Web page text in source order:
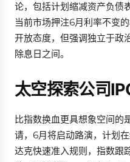
论，包括计划缩减资产负债
当前市场押注6月利率不变
开放态度，但强调独立于政
除息日之间。
太空探索公司
比指数换血更具想象空间的
请，6月将启动路演，计划
达克快速准入规则，指数跟